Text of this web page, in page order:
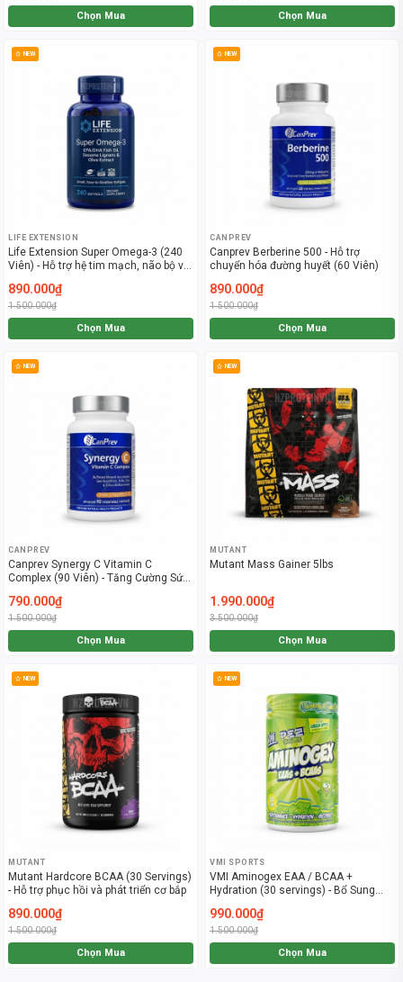
Chọn Mua Chọn Mua
NEW
LIFE EXTENSION
Life Extension Super Omega-3 (240
Viên) - Hỗ trợ hệ tim mạch, não bộ và
890.000₫
1.500.000₫
Chọn Mua
NEW
CANPREV
Canprev Berberine 500 - Hỗ trợ
chuyển hóa đường huyết (60 Viên)
890.000₫
1.500.000₫
Chọn Mua
NEW
CANPREV
Canprev Synergy C Vitamin C
Complex (90 Viên) - Tăng Cường Sức
790.000₫
1.500.000₫
Chọn Mua
NEW
MUTANT
Mutant Mass Gainer 5lbs
1.990.000₫
3.500.000₫
Chọn Mua
NEW
MUTANT
Mutant Hardcore BCAA (30 Servings)
- Hỗ trợ phục hồi và phát triển cơ bắp
890.000₫
1.500.000₫
Chọn Mua
NEW
VMI SPORTS
VMI Aminogex EAA / BCAA +
Hydration (30 servings) - Bổ Sung
990.000₫
1.500.000₫
Chọn Mua